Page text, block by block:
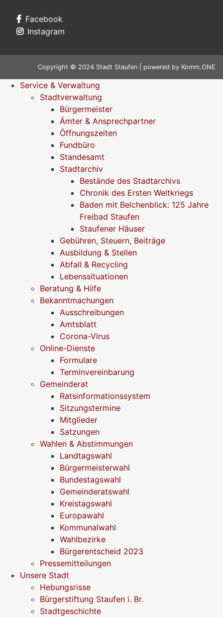
Facebook
Instagram
Copyright © 2024 Stadt Staufen | powered by Komm.ONE
Service & Verwaltung
Stadtverwaltung
Bürgermeister
Ämter & Ansprechpartner
Öffnungszeiten
Fundbüro
Standesamt
Stadtarchiv
Bestände des Stadtarchivs
Chronik des Ersten Weltkriegs
Baden mit Belchenblick: 125 Jahre
Freibad Staufen
Staufener Häuser
Gebühren, Steuern, Beiträge
Ausbildung & Stellen
Abfall & Recycling
Lebenssituationen
Beratung & Hilfe
Bekanntmachungen
Ausschreibungen
Amtsblatt
Corona-Virus
Online-Dienste
Formulare
Terminvereinbarung
Gemeinderat
Ratsinformationssystem
Sitzungstermine
Mitglieder
Satzungen
Wahlen & Abstimmungen
Landtagswahl
Bürgermeisterwahl
Bundestagswahl
Gemeinderatswahl
Kreistagswahl
Europawahl
Kommunalwahl
Wahlbezirke
Bürgerentscheid 2023
Pressemitteilungen
Unsere Stadt
Hebungsrisse
Bürgerstiftung Staufen i. Br.
Stadtgeschichte